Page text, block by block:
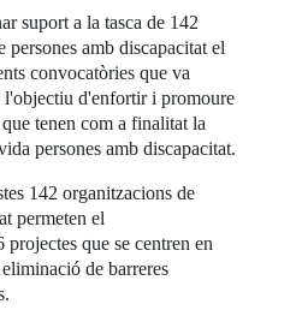
suport a la tasca de 142
persones amb discapacitat el
convocatòries que va
d'enfortir i promoure
tenen com a finalitat la
persones amb discapacitat.
142 organitzacions de
permeten el
que se centren en
de barreres